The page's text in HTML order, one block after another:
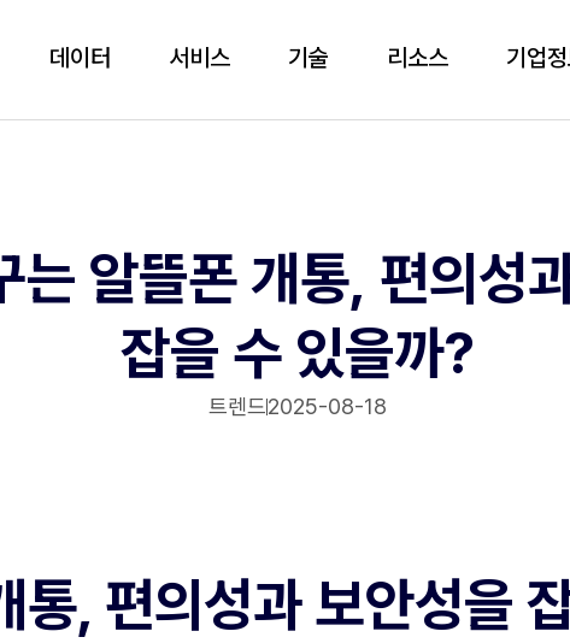
데이터 서비스 기술 리소스 기업
는 알뜰폰 개통, 편의성
잡을 수 있을까?
트렌드2025-08-18
, 편의성과 보안성을